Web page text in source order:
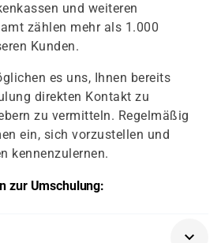
und weiteren
zählen mehr als 1.000
Kunden.
es uns, Ihnen bereits
direkten Kontakt zu
zu vermitteln. Regelmäßig
ein, sich vorzustellen und
kennenzulernen.
zur Umschulung: